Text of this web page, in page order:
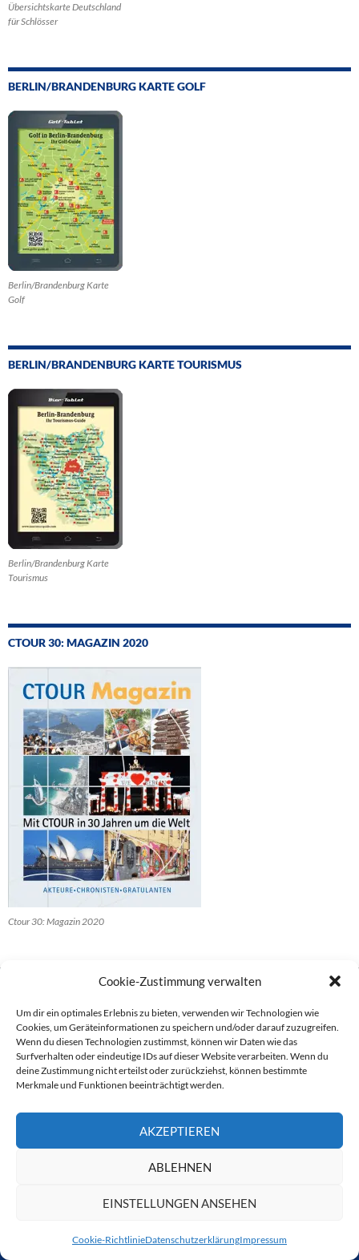
Cookie-Zustimmung verwalten
Um dir ein optimales Erlebnis zu bieten, verwenden wir Technologien wie
Cookies, um Geräteinformationen zu speichern und/oder darauf zuzugreifen.
Wenn du diesen Technologien zustimmst, können wir Daten wie das
Surfverhalten oder eindeutige IDs auf dieser Website verarbeiten. Wenn du
deine Zustimmung nicht erteilst oder zurückziehst, können bestimmte
Merkmale und Funktionen beeinträchtigt werden.
AKZEPTIEREN
ABLEHNEN
EINSTELLUNGEN ANSEHEN
Cookie-RichtlinieDatenschutzerklärungImpressum
Übersichtskarte Deutschland
für Schlösser
BERLIN/BRANDENBURG KARTE GOLF
Berlin/Brandenburg Karte
Golf
BERLIN/BRANDENBURG KARTE TOURISMUS
Berlin/Brandenburg Karte
Tourismus
CTOUR 30: MAGAZIN 2020
Ctour 30: Magazin 2020
AKTUELL
REISEBERICHTE
CTOUR VOR ORT
PREMIUMPARTNER POLEN
O-TÖNE RUND UMS REISEN